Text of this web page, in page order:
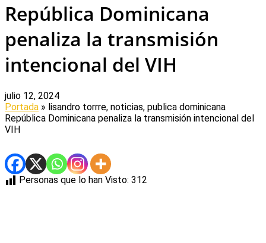
República Dominicana
penaliza la transmisión
intencional del VIH
julio 12, 2024
Portada » lisandro torrre, noticias, publica dominicana
República Dominicana penaliza la transmisión intencional del
VIH
Personas que lo han Visto: 312